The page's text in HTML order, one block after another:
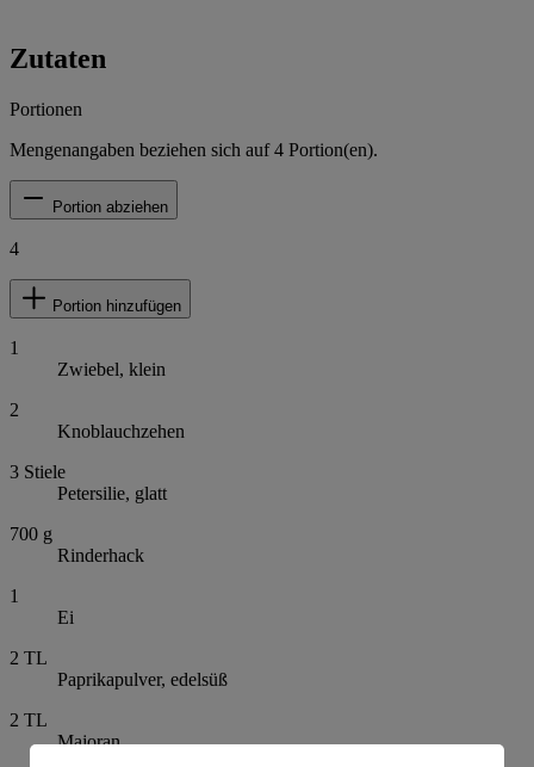
Zutaten
Portionen
Mengenangaben beziehen sich auf4 Portion(en).
Portion abziehen
4
Portion hinzufügen
1
Zwiebel, klein
2
Knoblauchzehen
3 Stiele
Petersilie, glatt
700 g
Rinderhack
1
Ei
2 TL
Paprikapulver, edelsüß
2 TL
Majoran